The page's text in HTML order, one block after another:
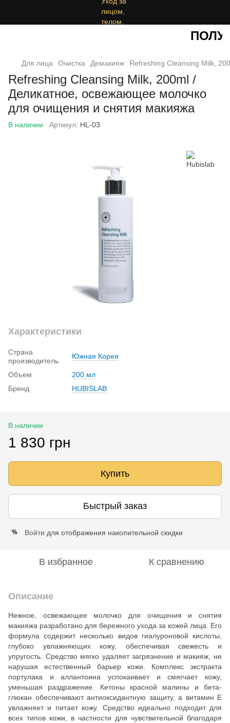
Для лица Очистка Демакияж Refreshing Cleansing Milk,
Refreshing Cleansing Milk, 200ml /
Деликатное, освежающее молочко
для очищения и снятия макияжа
В наличии Артикул: HL-03
Характеристики
Страна
производитель
Южная Корея
Объем
200 мл
Бренд
HUBISLAB
В наличии
1 830 грн
Купить
Быстрый заказ
% Войти для отображения накопительной скидки
В избранное К сравнению
Описание
Нежное, освежающее молочко для очищения и снятия
макияжа разработано для бережного ухода за кожей лица. Его
формула содержит несколько видов гиалуроновой кислоты,
глубоко увлажняющих кожу, обеспечивая свежесть и
упругость. Средство мягко удаляет загрязнение и макияж, не
нарушая естественный барьер кожи. Комплекс экстракта
портулака и аллантоина успокаивает и смягчает кожу,
уменьшая раздражение. Кетоны красной малины и бета-
глюкан обеспечивают антиоксидантную защиту, а витамин Е
увлажняет и питает кожу. Средство идеально подходит для
всех типов кожи, в частности для чувствительной благодаря